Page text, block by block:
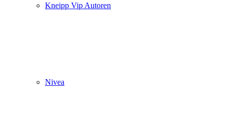
Kneipp Vip Autoren
Nivea